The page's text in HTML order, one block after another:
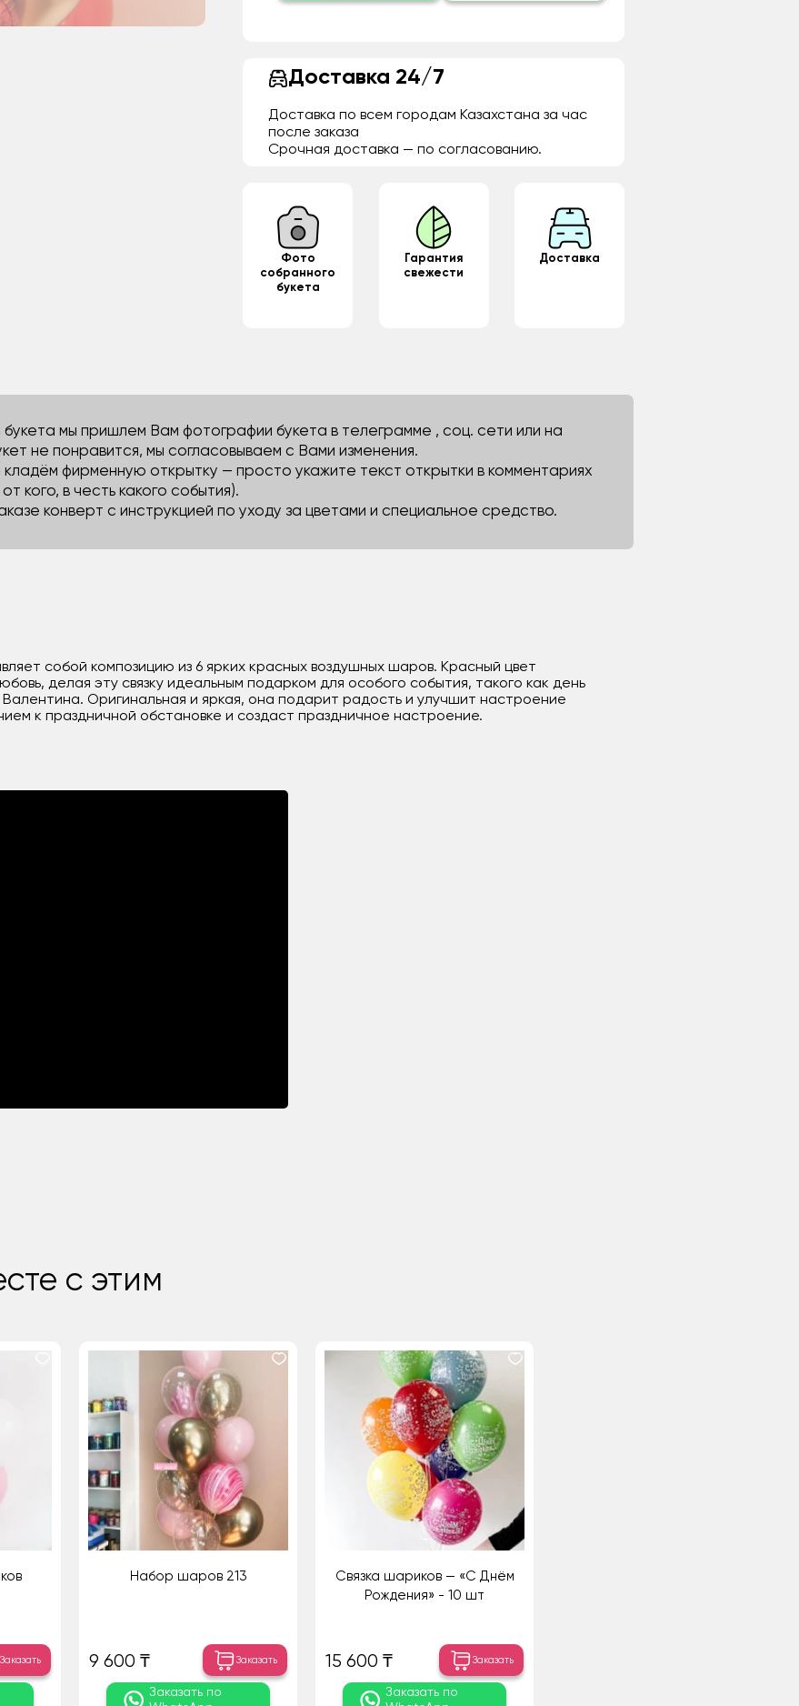
Доставка 24/7
Доставка по всем городам Казахстана за час
после заказа
Срочная доставка — по согласованию.
Фото
собранного
букета
Гарантия
свежести
Доставка
мы пришлем Вам фотографии букета в телеграмме , соц. сети или на
не понравится, мы согласовываем с Вами изменения.
кладём фирменную открытку — просто укажите текст открытки в комментариях
кого, в честь какого события).
конверт с инструкцией по уходу за цветами и специальное средство.
собой композицию из 6 ярких красных воздушных шаров. Красный цвет
делая эту связку идеальным подарком для особого события, такого как день
Оригинальная и яркая, она подарит радость и улучшит настроение
к праздничной обстановке и создаст праздничное настроение.
с этим
Заказать
Набор шаров 213
9 600 ₸ Заказать
Заказать по
Связка шариков — «С Днём
Рождения» - 10 шт
15 600 ₸ Заказать
Заказать по